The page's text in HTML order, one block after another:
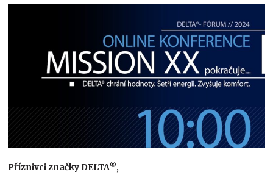
Příznivci značky DELTA®,